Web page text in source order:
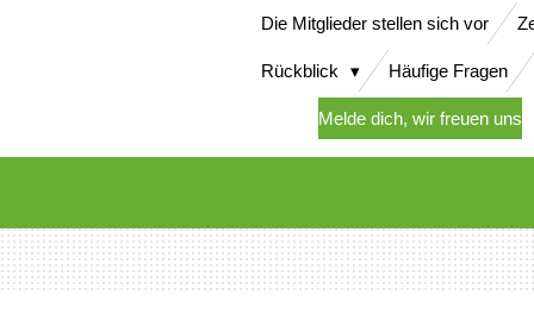
Die Mitglieder stellen sich vor
Rückblick Häufige Fragen
Melde dich, wir freuen uns